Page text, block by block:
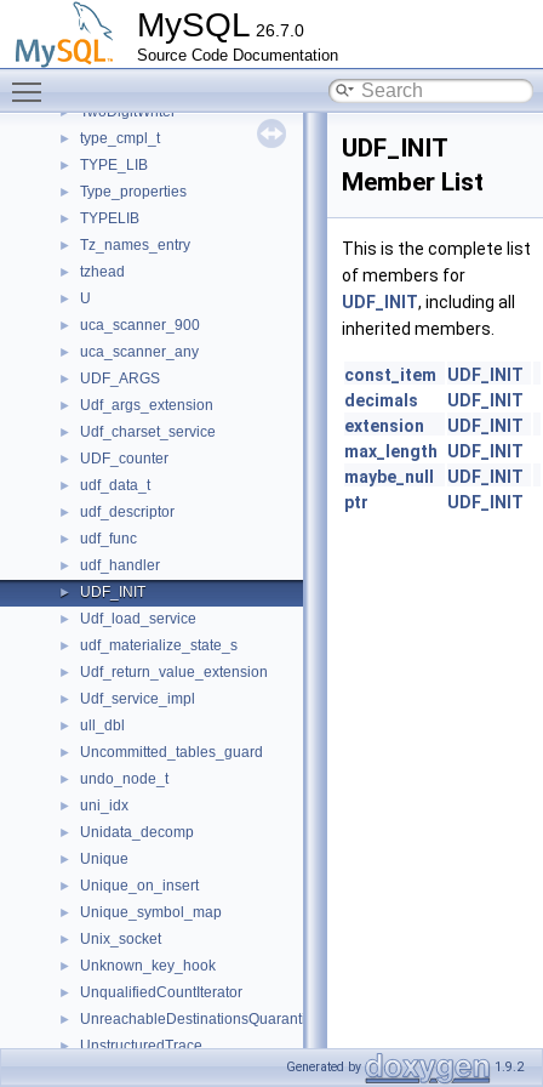
MySQL 26.7.0
Source Code Documentation
TTASEventMutex
ttinfo
► Tty
► TwoDigitWriter
► type_cmpl_t
► TYPE_LIB
► Type_properties
► TYPELIB
► Tz_names_entry
► tzhead
► U
► uca_scanner_900
► uca_scanner_any
► UDF_ARGS
► Udf_args_extension
► Udf_charset_service
► UDF_counter
► udf_data_t
► udf_descriptor
► udf_func
► udf_handler
► UDF_INIT
► Udf_load_service
► udf_materialize_state_s
► Udf_return_value_extension
► Udf_service_impl
► ull_dbl
► Uncommitted_tables_guard
► undo_node_t
► uni_idx
► Unidata_decomp
► Unique
► Unique_on_insert
► Unique_symbol_map
► Unix_socket
► Unknown_key_hook
► UnqualifiedCountIterator
► UnreachableDestinationsQuarantine
► UnstructuredTrace
UDF_INIT
Member List
This is the complete list
of members for
UDF_INIT, including all
inherited members.
const_item
UDF_INIT
decimals
UDF_INIT
extension
UDF_INIT
max_length
UDF_INIT
maybe_null
UDF_INIT
ptr
UDF_INIT
Generated by 1.9.2